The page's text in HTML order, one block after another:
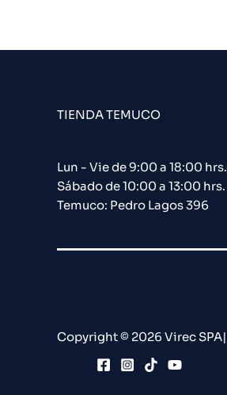
TIENDA TEMUCO
Lun - Vie de 9:00 a 18:00 hrs.
Sábado de 10:00 a 13:00 hrs.
Temuco: Pedro Lagos 396
Copyright © 2026 Virec SPA|